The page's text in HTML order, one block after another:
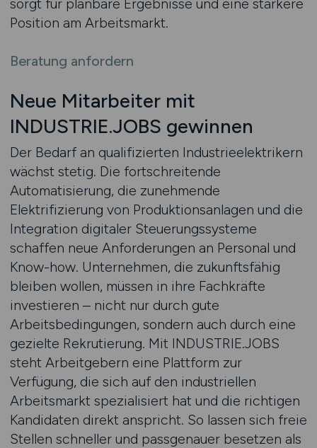
sorgt für planbare Ergebnisse und eine stärkere
Position am Arbeitsmarkt.
Beratung anfordern
Neue Mitarbeiter mit
INDUSTRIE.JOBS gewinnen
Der Bedarf an qualifizierten Industrieelektrikern
wächst stetig. Die fortschreitende
Automatisierung, die zunehmende
Elektrifizierung von Produktionsanlagen und die
Integration digitaler Steuerungssysteme
schaffen neue Anforderungen an Personal und
Know-how. Unternehmen, die zukunftsfähig
bleiben wollen, müssen in ihre Fachkräfte
investieren – nicht nur durch gute
Arbeitsbedingungen, sondern auch durch eine
gezielte Rekrutierung. Mit INDUSTRIE.JOBS
steht Arbeitgebern eine Plattform zur
Verfügung, die sich auf den industriellen
Arbeitsmarkt spezialisiert hat und die richtigen
Kandidaten direkt anspricht. So lassen sich freie
Stellen schneller und passgenauer besetzen als